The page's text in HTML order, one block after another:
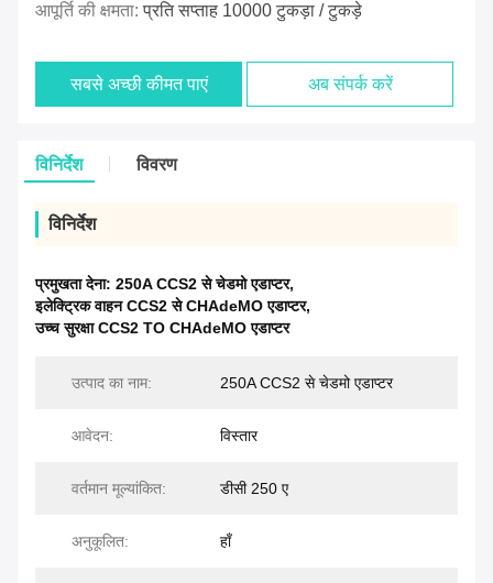
आपूर्ति की क्षमता:प्रति सप्ताह 10000 टुकड़ा / टुकड़े
सबसे अच्छी कीमत पाएं अब संपर्क करें
विनिर्देश विवरण
विनिर्देश
प्रमुखता देना: 250A CCS2 से चेडमो एडाप्टर,
इलेक्ट्रिक वाहन CCS2 से CHAdeMO एडाप्टर,
उच्च सुरक्षा CCS2 TO CHAdeMO एडाप्टर
उत्पाद का नाम: 250A CCS2 से चेडमो एडाप्टर
आवेदन: विस्तार
वर्तमान मूल्यांकित: डीसी 250 ए
अनुकूलित: हाँ